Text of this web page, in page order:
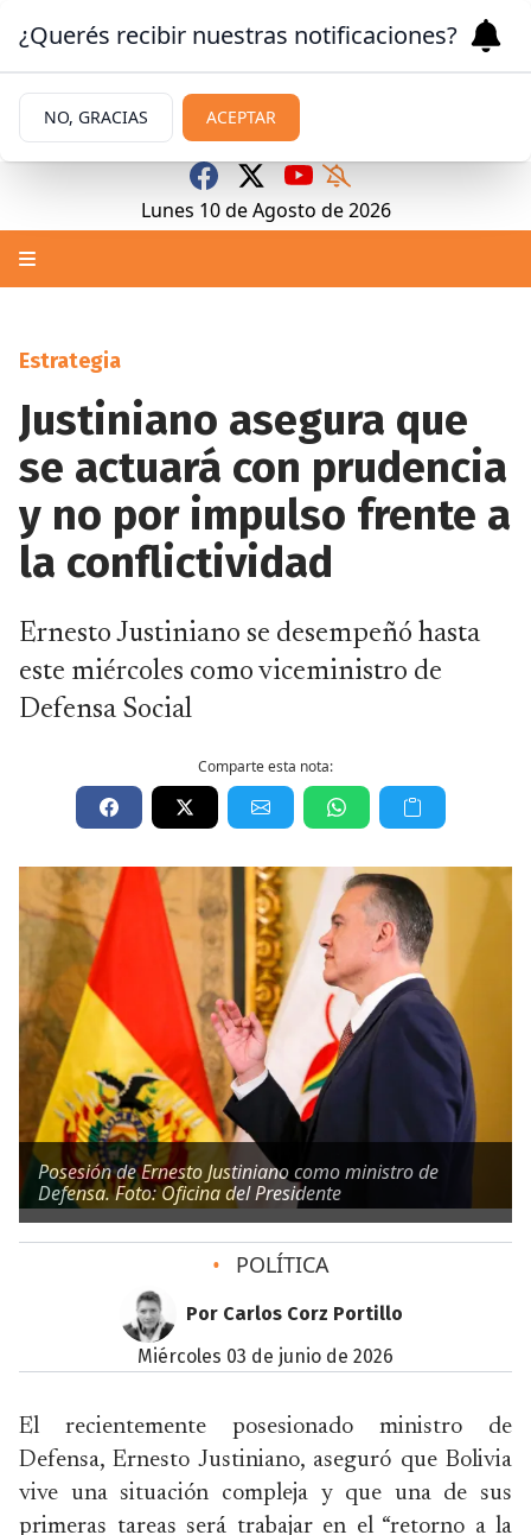
Lunes 10 de Agosto de 2026
Estrategia
Justiniano asegura que
se actuará con prudencia
y no por impulso frente a
la conflictividad
Ernesto Justiniano se desempeñó hasta
este miércoles como viceministro de
Defensa Social
Comparte esta nota:
Posesión de Ernesto Justiniano como ministro de
Defensa. Foto: Oficina del Presidente
• POLÍTICA
Por Carlos Corz Portillo
miércoles 03 de junio de 2026
El recientemente posesionado ministro de
Defensa, Ernesto Justiniano, aseguró que Bolivia
vive una situación compleja y que una de sus
primeras tareas será trabajar en el “retorno a la
¿Querés recibir nuestras notificaciones?
NO, GRACIAS ACEPTAR